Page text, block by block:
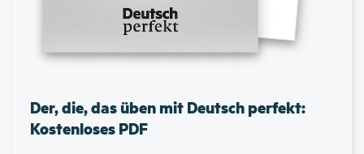
Der, die, das üben mit Deutsch perfekt:
Kostenloses PDF